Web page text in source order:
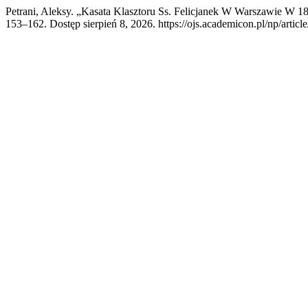
Petrani, Aleksy. „Kasata Klasztoru Ss. Felicjanek W Warszawie W
153–162. Dostęp sierpień 8, 2026. https://ojs.academicon.pl/np/